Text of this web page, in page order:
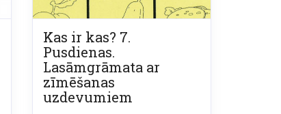
Kas ir kas? 7.
Pusdienas.
Lasāmgrāmata ar
zīmēšanas
uzdevumiem